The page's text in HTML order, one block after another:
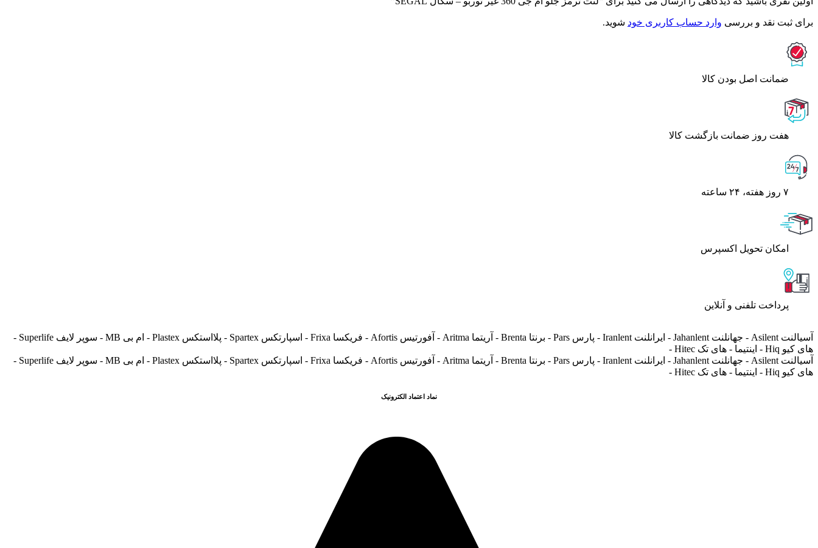
برای ثبت نقد و بررسی وارد حساب کاربری خود شوید.
ﺿﻤﺎﻧﺖ اﺻﻞ ﺑﻮدن ﮐﺎﻟﺎ
هفت روز ضمانت بازگشت کالا
۷ روز ﻫﻔﺘﻪ، ۲۴ ﺳﺎﻋﺘﻪ
اﻣﮑﺎن ﺗﺤﻮﯾﻞ اﮐﺴﭙﺮس
پرداخت تلفنی و آنلاین
آسیالنت Asilent - جهانلنت Jahanlent - ایرانلنت Iranlent - پارس Pars - برنتا Brenta - آریتما Aritma - آفورتیس Afortis - فریکسا Frixa - اسپارتکس Spartex - پلااستکس Plastex - ام بی MB - سوپر لایف Superlife -
های کیو Hiq - اینتیما - های تک Hitec -
آسیالنت Asilent - جهانلنت Jahanlent - ایرانلنت Iranlent - پارس Pars - برنتا Brenta - آریتما Aritma - آفورتیس Afortis - فریکسا Frixa - اسپارتکس Spartex - پلااستکس Plastex - ام بی MB - سوپر لایف Superlife -
های کیو Hiq - اینتیما - های تک Hitec -
نماد اعتماد الکترونیک